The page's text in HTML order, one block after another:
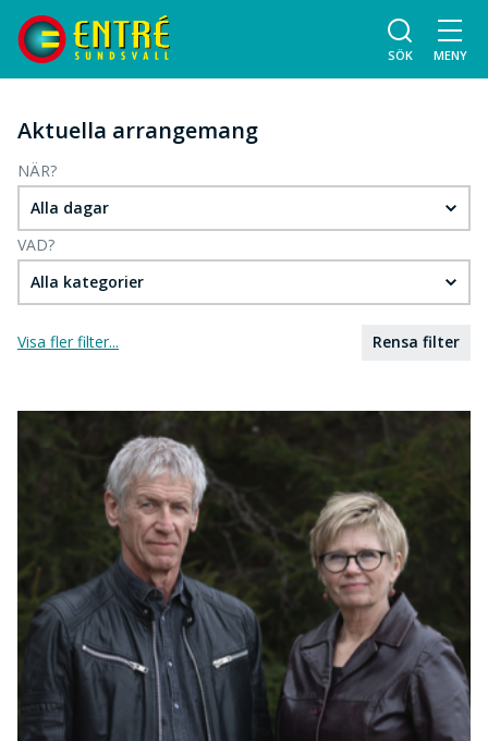
SÖK MENY
Aktuella arrangemang
NÄR?
Alla dagar
VAD?
Alla kategorier
Visa fler filter... Rensa filter